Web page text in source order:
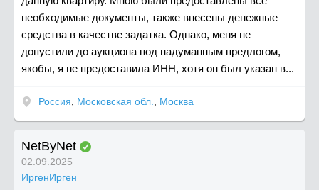
необходимые документы, также внесены денежные
средства в качестве задатка. Однако, меня не
допустили до аукциона под надуманным предлогом,
якобы, я не предоставила ИНН, хотя он был указан в...
Россия Московская обл. Москва
NetByNet
02.09.2025
ИргенИрген